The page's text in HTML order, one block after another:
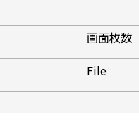
画面枚数
File